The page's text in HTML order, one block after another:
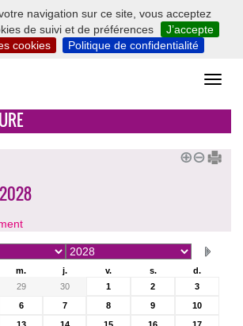
navigation sur ce site, vous acceptez
de suivi et de préférences
J’accepte
cookies
Politique de confidentialité
m. j. v. s.
d.
29 30 1 2
3
6 7 8 9
10
13 14 15 16
17